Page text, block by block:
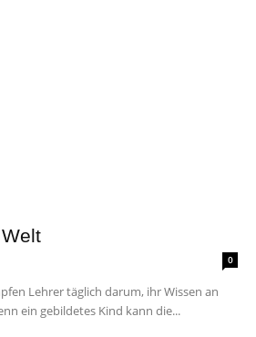
0
Lehrer täglich darum, ihr Wissen an
ein gebildetes Kind kann die...